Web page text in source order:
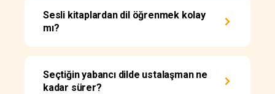
Sesli kitaplardan dil öğrenmek kolay
mı?
Seçtiğin yabancı dilde ustalaşman ne
kadar sürer?